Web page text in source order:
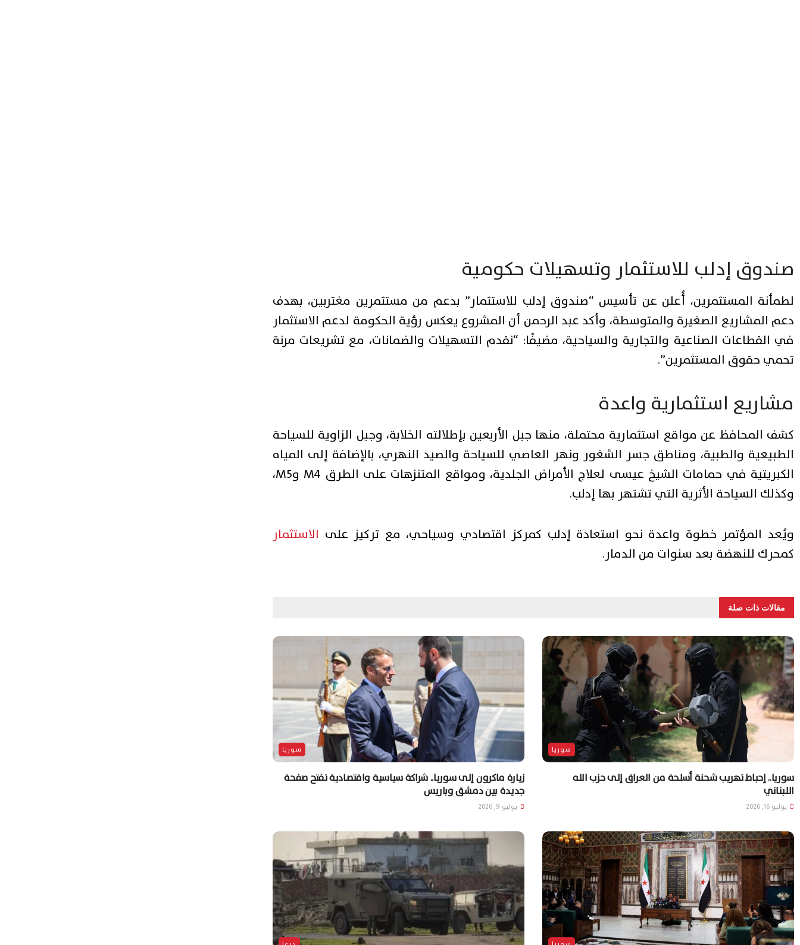
صندوق إدلب للاستثمار وتسهيلات حكومية
لطمأنة المستثمرين، أُعلن عن تأسيس “صندوق إدلب للاستثمار” بدعم من مستثمرين مغتربين، بهدف
دعم المشاريع الصغيرة والمتوسطة، وأكد عبد الرحمن أن المشروع يعكس رؤية الحكومة لدعم الاستثمار
في القطاعات الصناعية والتجارية والسياحية، مضيفًا: “نقدم التسهيلات والضمانات، مع تشريعات مرنة
تحمي حقوق المستثمرين”.
مشاريع استثمارية واعدة
كشف المحافظ عن مواقع استثمارية محتملة، منها جبل الأربعين بإطلالته الخلابة، وجبل الزاوية للسياحة
الطبيعية والطبية، ومناطق جسر الشغور ونهر العاصي للسياحة والصيد النهري، بالإضافة إلى المياه
الكبريتية في حمامات الشيخ عيسى لعلاج الأمراض الجلدية، ومواقع المتنزهات على الطرق M4 وM5،
وكذلك السياحة الأثرية التي تشتهر بها إدلب.
ويُعد المؤتمر خطوة واعدة نحو استعادة إدلب كمركز اقتصادي وسياحي، مع تركيز على الاستثمار
كمحرك للنهضة بعد سنوات من الدمار.
مقالات ذات صلة
سوريا
سوريا.. إحباط تهريب شحنة أسلحة من العراق إلى حزب الله
اللبناني
يوليو 16, 2026
سوريا
زيارة ماكرون إلى سوريا.. شراكة سياسية واقتصادية تفتح صفحة
جديدة بين دمشق وباريس
يوليو 9, 2026